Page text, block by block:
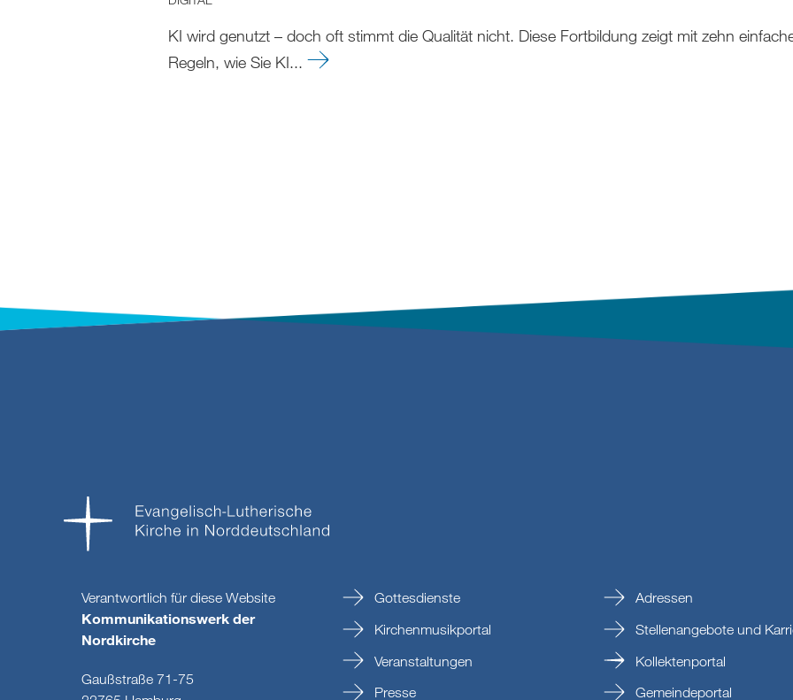
KI wird genutzt – doch oft stimmt die Qualität nicht. Diese Fortbildung zeigt mit zehn
Regeln, wie Sie KI...
Verantwortlich für diese Website
Kommunikationswerk der
Nordkirche
Gaußstraße 71-75
Gottesdienste
Kirchenmusikportal
Veranstaltungen
Presse
Adressen
Stellenangebote und
Kollektenportal
Gemeindeportal